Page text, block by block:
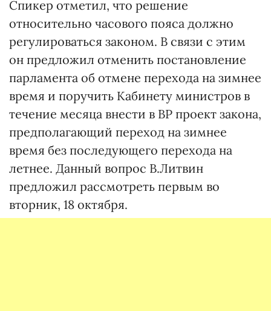
Спикер отметил, что решение
относительно часового пояса должно
регулироваться законом. В связи с этим
он предложил отменить постановление
парламента об отмене перехода на зимнее
время и поручить Кабинету министров в
течение месяца внести в ВР проект закона,
предполагающий переход на зимнее
время без последующего перехода на
летнее. Данный вопрос В.Литвин
предложил рассмотреть первым во
вторник, 18 октября.